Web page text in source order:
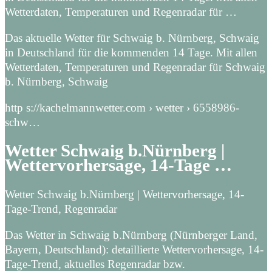
Wetterdaten, Temperaturen und Regenradar für …
Das aktuelle Wetter für Schwaig b. Nürnberg, Schwaig
in Deutschland für die kommenden 14 Tage. Mit allen
Wetterdaten, Temperaturen und Regenradar für Schwaig
b. Nürnberg, Schwaig
http s://kachelmannwetter.com › wetter › 6558986-
schw…
Wetter Schwaig b.Nürnberg |
Wettervorhersage, 14-Tage …
Wetter Schwaig b.Nürnberg | Wettervorhersage, 14-
Tage-Trend, Regenradar
Das Wetter in Schwaig b.Nürnberg (Nürnberger Land,
Bayern, Deutschland): detaillierte Wettervorhersage, 14-
Tage-Trend, aktuelles Regenradar bzw.